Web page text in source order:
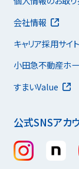
公式SNSアカ
会社情報
キャリア採用サイト
小田急不動産ホ
すまいValue